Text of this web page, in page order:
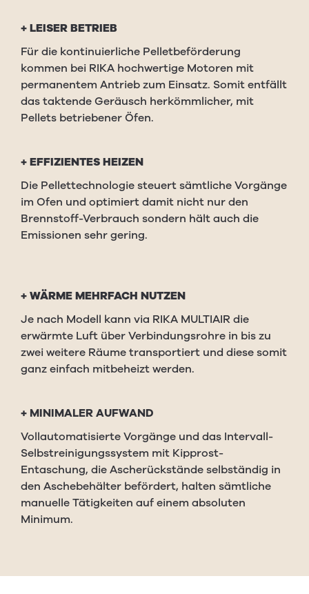
+ LEISER BETRIEB
Für die kontinuierliche Pelletbeförderung
kommen bei RIKA hochwertige Motoren mit
permanentem Antrieb zum Einsatz. Somit entfällt
das taktende Geräusch herkömmlicher, mit
Pellets betriebener Öfen.
+ EFFIZIENTES HEIZEN
Die Pellettechnologie steuert sämtliche Vorgänge
im Ofen und optimiert damit nicht nur den
Brennstoff-Verbrauch sondern hält auch die
Emissionen sehr gering.
+ WÄRME MEHRFACH NUTZEN
Je nach Modell kann via RIKA MULTIAIR die
erwärmte Luft über Verbindungsrohre in bis zu
zwei weitere Räume transportiert und diese somit
ganz einfach mitbeheizt werden.
+ MINIMALER AUFWAND
Vollautomatisierte Vorgänge und das Intervall-
Selbstreinigungssystem mit Kipprost-
Entaschung, die Ascherückstände selbständig in
den Aschebehälter befördert, halten sämtliche
manuelle Tätigkeiten auf einem absoluten
Minimum.